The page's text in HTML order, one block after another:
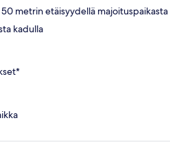
metrin etäisyydellä majoituspaikasta
kadulla